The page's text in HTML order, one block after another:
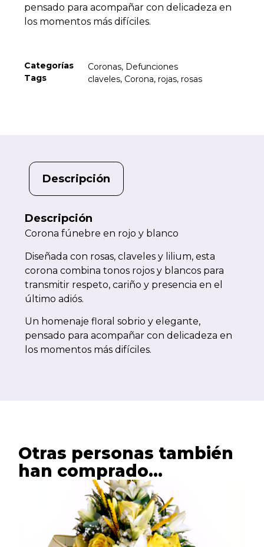
pensado para acompañar con delicadeza en
los momentos más difíciles.
Categorías Coronas, Defunciones
Tags
claveles, Corona,rojas,rosas
Descripción
Descripción
Corona fúnebre en rojo y blanco
Diseñada con rosas, claveles y lilium, esta
corona combina tonos rojos y blancos para
transmitir respeto, cariño y presencia en el
último adiós.
Un homenaje floral sobrio y elegante,
pensado para acompañar con delicadeza en
los momentos más difíciles.
Otras personas también
han comprado...